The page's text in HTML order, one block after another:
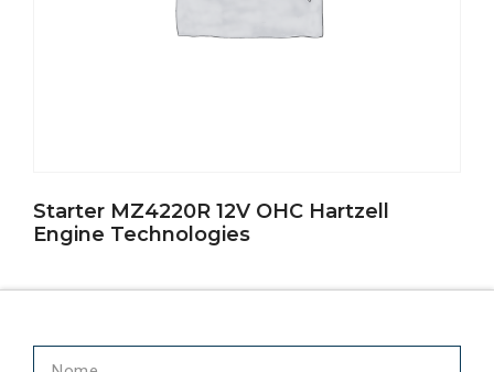
Starter MZ4220R 12V OHC Hartzell
Engine Technologies